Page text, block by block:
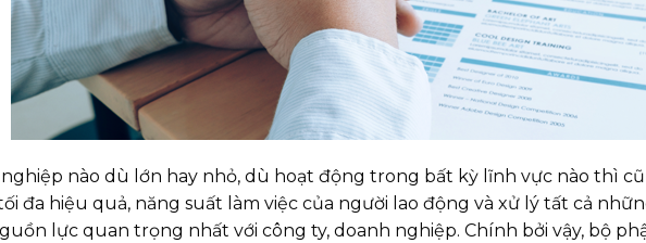
nào dù lớn hay nhỏ, dù hoạt động trong bất kỳ lĩnh vực nào thì
đa hiệu quả, năng suất làm việc của người lao động và xử lý tất cả
lực quan trọng nhất với công ty, doanh nghiệp. Chính bởi vậy, bộ